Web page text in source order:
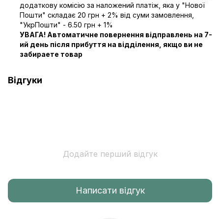
додаткову комісію за наложений платіж, яка у "Нової
Пошти" складає 20 грн + 2% від суми замовлення,
"УкрПошти" - 6.50 грн + 1%
УВАГА! Автоматичне повернення відправлень на 7-
ий день після прибуття на відділення, якщо ви не
забираете товар
Відгуки
Додайте перший відгук
Написати відгук